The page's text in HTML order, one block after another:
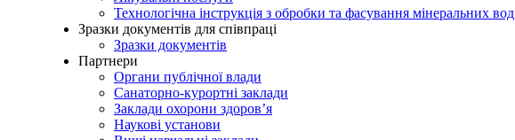
Технологічна інструкція з обробки та фасування мінеральних вод
Зразки документів для співпраці
Зразки документів
Партнери
Органи публічної влади
Санаторно-курортні заклади
Заклади охорони здоров’я
Наукові установи